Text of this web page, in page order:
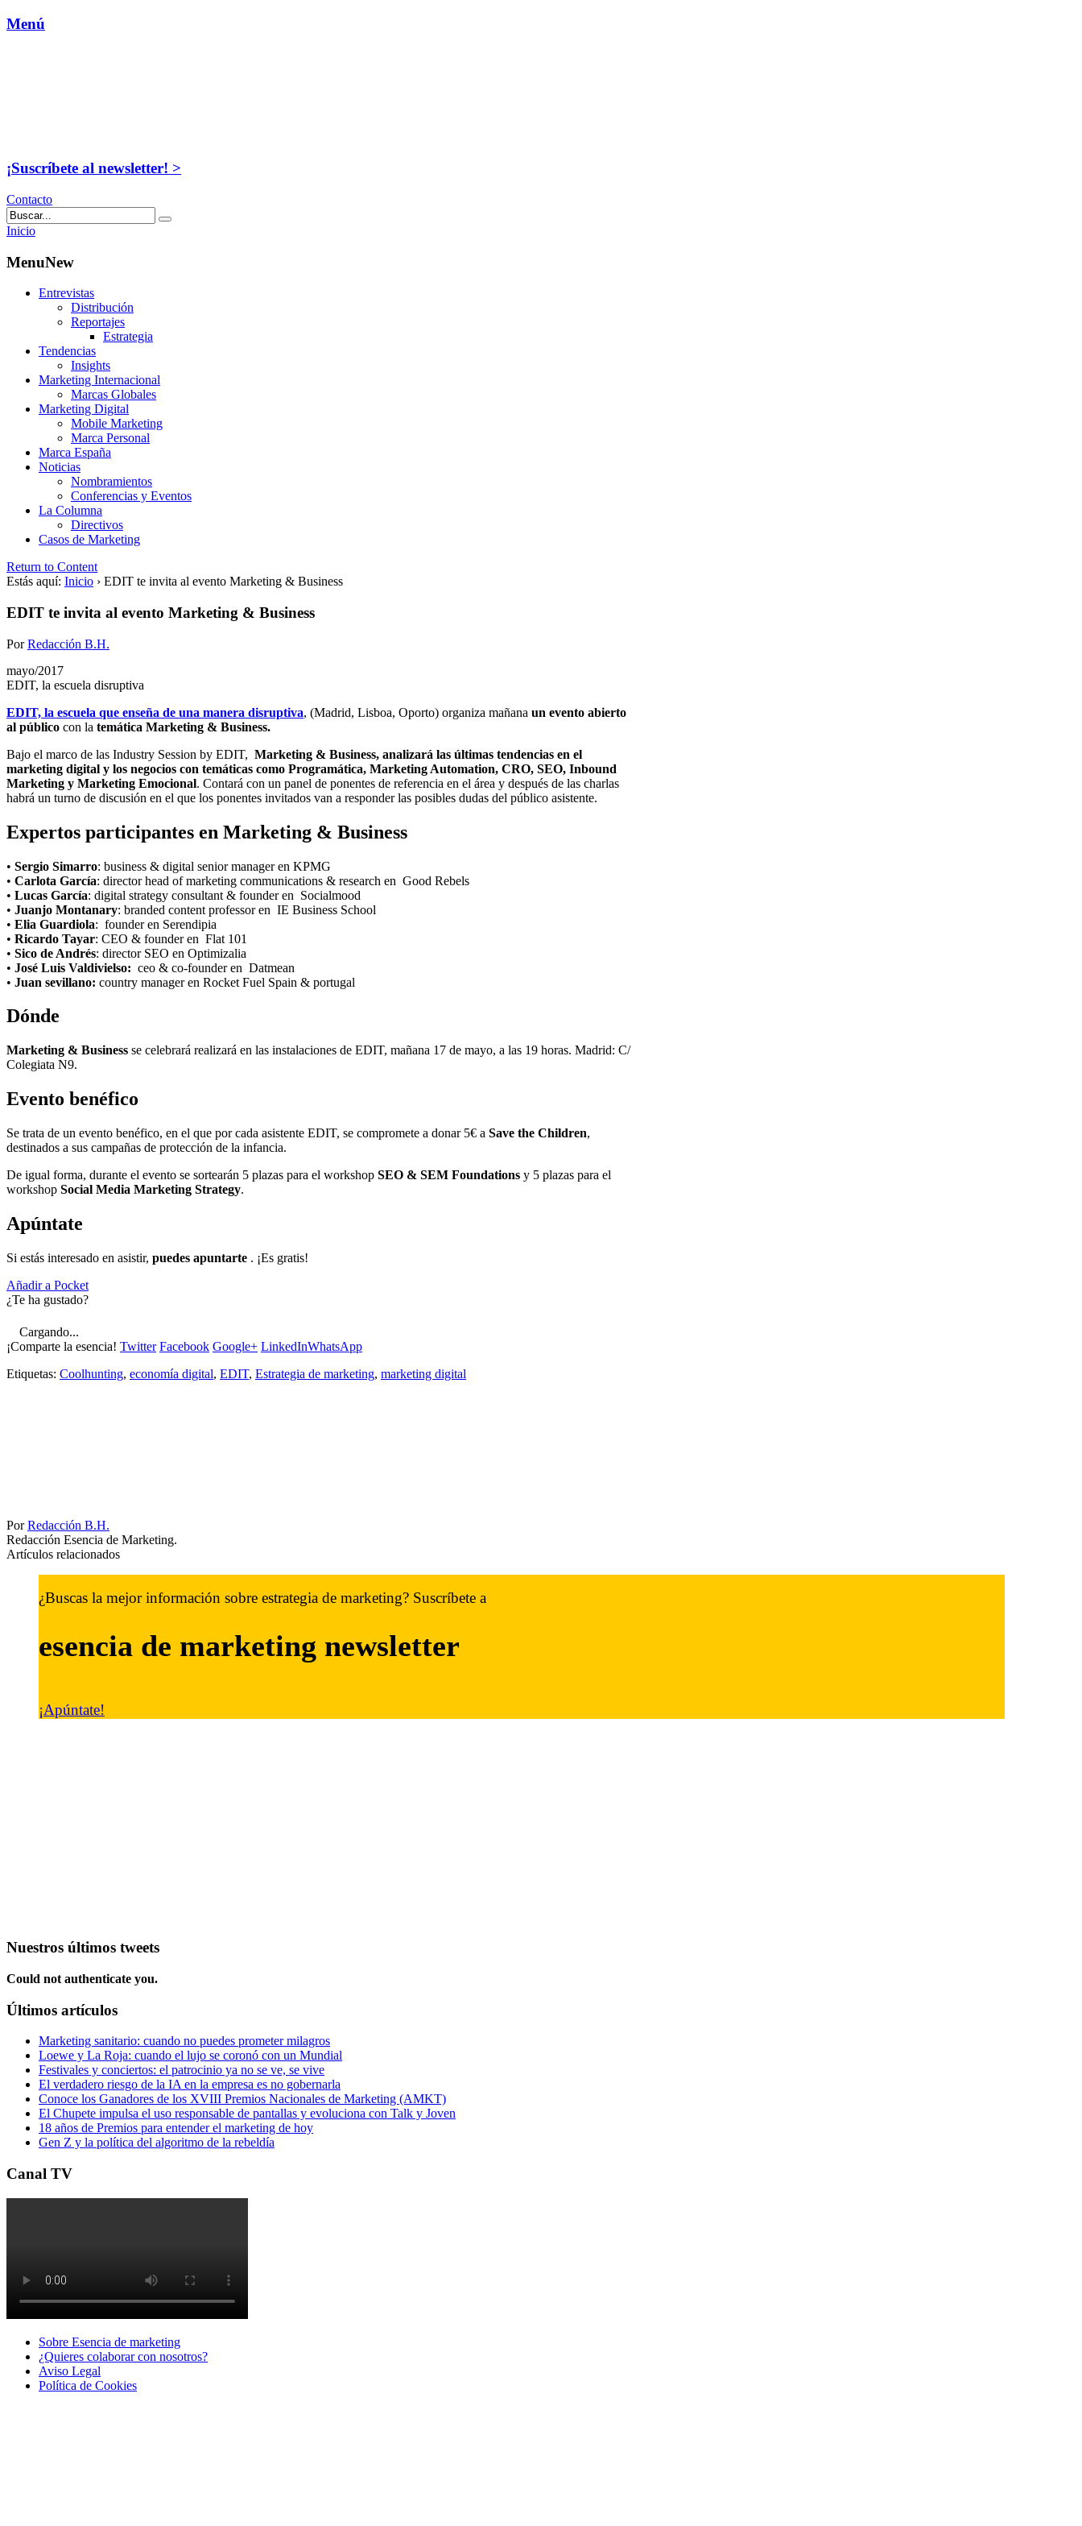
Menú
¡Suscríbete al newsletter! >
Contacto
Inicio
MenuNew
Entrevistas
Distribución
Reportajes
Estrategia
Tendencias
Insights
Marketing Internacional
Marcas Globales
Marketing Digital
Mobile Marketing
Marca Personal
Marca España
Noticias
Nombramientos
Conferencias y Eventos
La Columna
Directivos
Casos de Marketing
Return to Content
Estás aquí: Inicio › EDIT te invita al evento Marketing & Business
EDIT te invita al evento Marketing & Business
PorRedacción B.H.
mayo/2017
EDIT, la escuela disruptiva
EDIT, la escuela que enseña de una manera disruptiva, (Madrid, Lisboa, Oporto) organiza mañana un evento abierto
al público con la temática Marketing & Business.
Bajo el marco de las Industry Session by EDIT, Marketing & Business, analizará las últimas tendencias en el
marketing digital y los negocios con temáticas como Programática, Marketing Automation, CRO, SEO, Inbound
Marketing y Marketing Emocional. Contará con un panel de ponentes de referencia en el área y después de las charlas
habrá un turno de discusión en el que los ponentes invitados van a responder las posibles dudas del público asistente.
Expertos participantes en Marketing & Business
• Sergio Simarro: business & digital senior manager en KPMG
• Carlota García: director head of marketing communications & research en Good Rebels
• Lucas García: digital strategy consultant & founder en Socialmood
• Juanjo Montanary: branded content professor en IE Business School
• Elia Guardiola: founder en Serendipia
• Ricardo Tayar: CEO & founder en Flat 101
• Sico de Andrés: director SEO en Optimizalia
• José Luis Valdivielso: ceo & co-founder en Datmean
• Juan sevillano: country manager en Rocket Fuel Spain & portugal
Dónde
Marketing & Business se celebrará realizará en las instalaciones de EDIT, mañana 17 de mayo, a las 19 horas. Madrid: C/
Colegiata N9.
Evento benéfico
Se trata de un evento benéfico, en el que por cada asistente EDIT, se compromete a donar 5€ a Save the Children,
destinados a sus campañas de protección de la infancia.
De igual forma, durante el evento se sortearán 5 plazas para el workshop SEO & SEM Foundations y 5 plazas para el
workshop Social Media Marketing Strategy.
Apúntate
Si estás interesado en asistir, puedes apuntarte . ¡Es gratis!
Añadir a Pocket
¿Te ha gustado?
Cargando...
¡Comparte la esencia! Twitter Facebook Google+ LinkedInWhatsApp
Etiquetas: Coolhunting, economía digital, EDIT, Estrategia de marketing, marketing digital
PorRedacción B.H.
Redacción Esencia de Marketing.
Artículos relacionados
¿Buscas la mejor información sobre estrategia de marketing? Suscríbete a
esencia de marketing newsletter
¡Apúntate!
Nuestros últimos tweets
Could not authenticate you.
Últimos artículos
Marketing sanitario: cuando no puedes prometer milagros
Loewe y La Roja: cuando el lujo se coronó con un Mundial
Festivales y conciertos: el patrocinio ya no se ve, se vive
El verdadero riesgo de la IA en la empresa es no gobernarla
Conoce los Ganadores de los XVIII Premios Nacionales de Marketing (AMKT)
El Chupete impulsa el uso responsable de pantallas y evoluciona con Talk y Joven
18 años de Premios para entender el marketing de hoy
Gen Z y la política del algoritmo de la rebeldía
Canal TV
Sobre Esencia de marketing
¿Quieres colaborar con nosotros?
Aviso Legal
Polí­tica de Cookies